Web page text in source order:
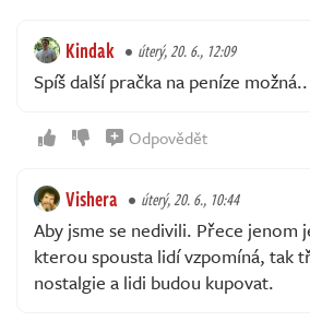
Kindak úterý, 20. 6., 12:09
Spíš další pračka na peníze možná..
Odpovědět
Vishera úterý, 20. 6., 10:44
Aby jsme se nedivili. Přece jenom
kterou spousta lidí vzpomíná, tak
nostalgie a lidi budou kupovat.